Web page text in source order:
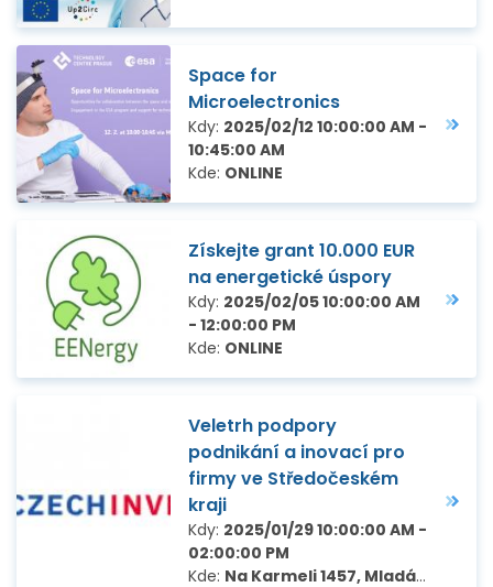
Space for
Microelectronics
Kdy: 2025/02/12 10:00:00 AM -
10:45:00 AM
Kde: ONLINE
Získejte grant 10.000 EUR
na energetické úspory
Kdy: 2025/02/05 10:00:00 AM
- 12:00:00 PM
Kde: ONLINE
Veletrh podpory
podnikání a inovací pro
firmy ve Středočeském
kraji
Kdy: 2025/01/29 10:00:00 AM -
02:00:00 PM
Kde: Na Karmeli 1457, Mladá Boleslav